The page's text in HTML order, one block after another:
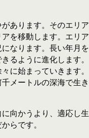
あります。そのエリア
を移動します。エリア
なります。長い年月を
るように進化します。
に始まっていきます。
メートルの深海で生き
向かうより、適応し生
らです。